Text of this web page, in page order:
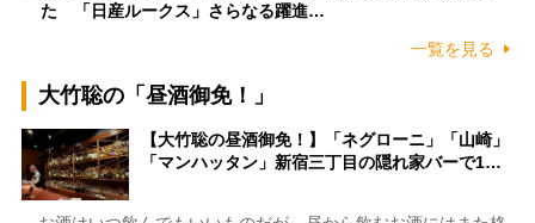
た 「日産ルークス」さらなる躍進…
一覧を見る
大竹聡の「昼酒御免！」
【大竹聡の昼酒御免！】「ネグローニ」「山崎」
「マンハッタン」新宿三丁目の隠れ家バーで1…